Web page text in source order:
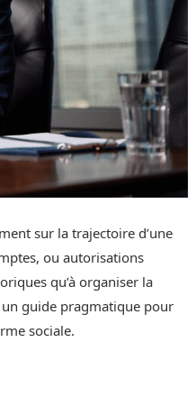
sur la trajectoire d’une
ou autorisations
qu’à organiser la
un guide pragmatique pour
sociale.